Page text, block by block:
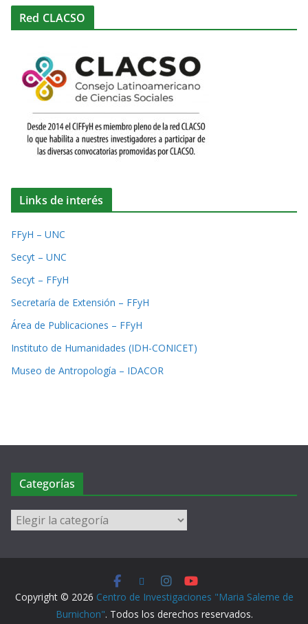
Red CLACSO
Links de interés
FFyH – UNC
Secyt – UNC
Secyt – FFyH
Secretaría de Extensión – FFyH
Área de Publicaciones – FFyH
Instituto de Humanidades (IDH-CONICET)
Museo de Antropología – IDACOR
Categorías
Copyright © 2026 Centro de Investigaciones "Maria Saleme de
Burnichon". Todos los derechos reservados.